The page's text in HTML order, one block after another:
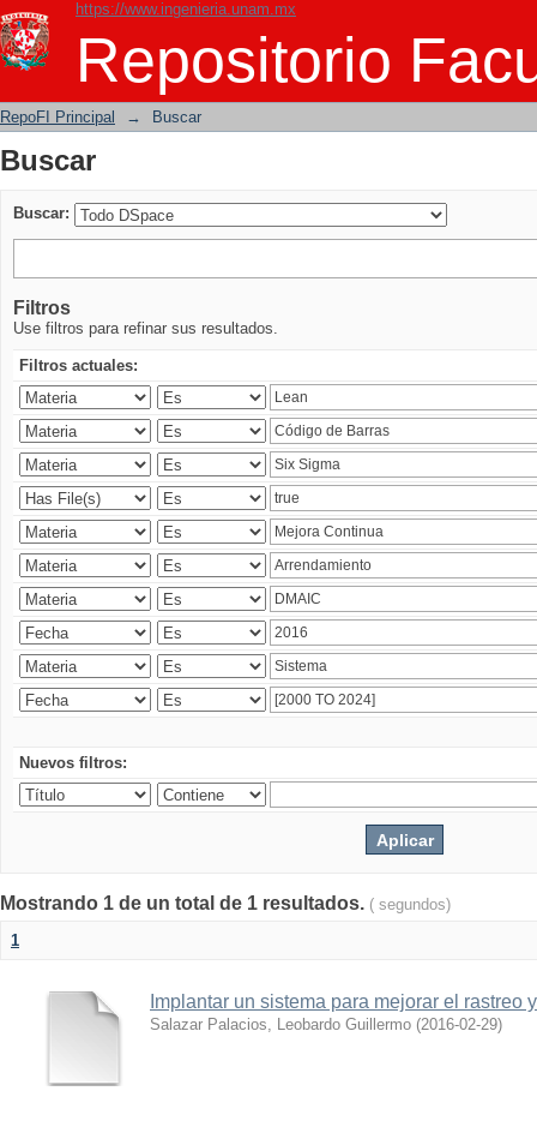
https://www.ingenieria.unam.mx
Repositorio
Buscar
RepoFI Principal → Buscar
Buscar
Buscar:
Filtros
Use filtros para refinar sus resultados.
Filtros actuales:
Nuevos filtros:
Mostrando 1 de un total de 1 resultados. ( segundos)
1
Implantar un sistema para mejorar el rastreo
Salazar Palacios, Leobardo Guillermo (2016-02-29)